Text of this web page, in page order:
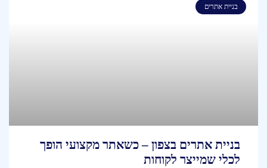
בניית אתרים
בניית אתרים בצפון – כשאתר מקצועי הופך
לכלי שמייצר לקוחות